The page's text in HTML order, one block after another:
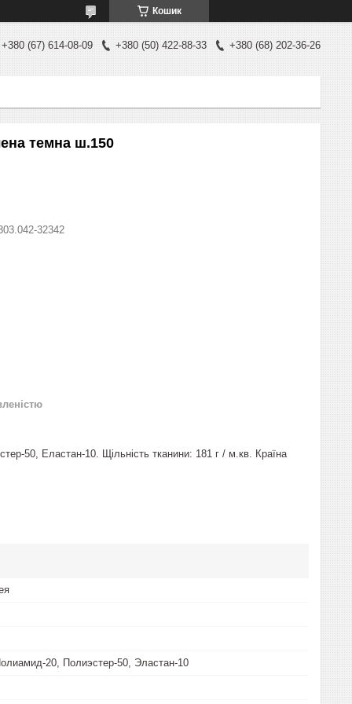
Кошик
+380 (67) 614-08-09 +380 (50) 422-88-33 +380 (68) 202-36-26
темна ш.150
32342
50, Еластан-10. Щільність тканини: 181 г / м.кв. Країна
20, Полиэстер-50, Эластан-10